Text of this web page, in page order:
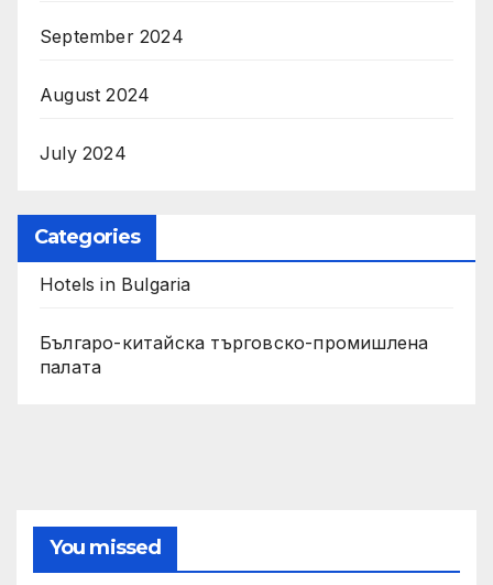
September 2024
August 2024
July 2024
Categories
Hotels in Bulgaria
Българо-китайска търговско-промишлена
палата
You missed